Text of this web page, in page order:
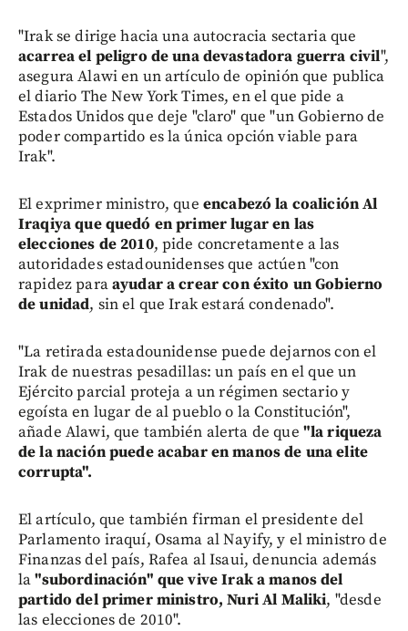
"Irak se dirige hacia una autocracia sectaria que
acarrea el peligro de una devastadora guerra civil",
asegura Alawi en un artículo de opinión que publica
el diario The New York Times, en el que pide a
Estados Unidos que deje "claro" que "un Gobierno de
poder compartido es la única opción viable para
Irak".
El exprimer ministro, que encabezó la coalición Al
Iraqiya que quedó en primer lugar en las
elecciones de 2010, pide concretamente a las
autoridades estadounidenses que actúen "con
rapidez paraayudar a crear con éxito un Gobierno
de unidad, sin el que Irak estará condenado".
"La retirada estadounidense puede dejarnos con el
Irak de nuestras pesadillas: un país en el que un
Ejército parcial proteja a un régimen sectario y
egoísta en lugar de al pueblo o la Constitución",
añade Alawi, que también alerta de que "la riqueza
de la nación puede acabar en manos de una elite
corrupta".
El artículo, que también firman el presidente del
Parlamento iraquí, Osama al Nayify, y el ministro de
Finanzas del país, Rafea al Isaui, denuncia además
la"subordinación" que vive Irak a manos del
partido del primer ministro, Nuri Al Maliki, "desde
las elecciones de 2010".